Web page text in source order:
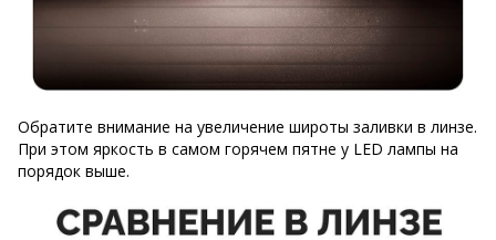
Обратите внимание на увеличение широты заливки в линзе.
При этом яркость в самом горячем пятне у LED лампы на
порядок выше.